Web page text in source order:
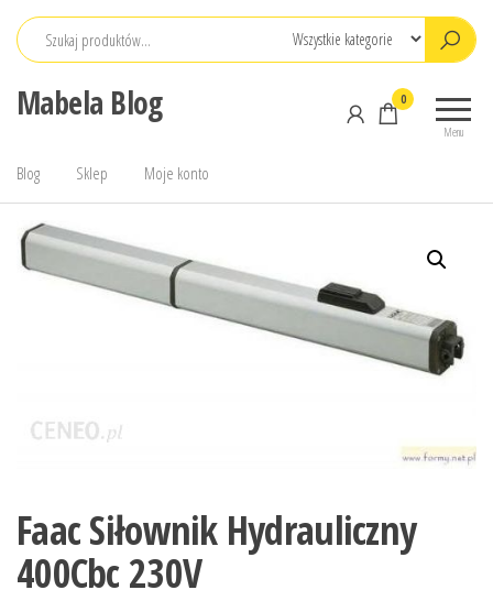
Przejdź
Mabela Blog
Menu
0
Blog Sklep Moje konto
Faac Siłownik Hydrauliczny
400Cbc 230V